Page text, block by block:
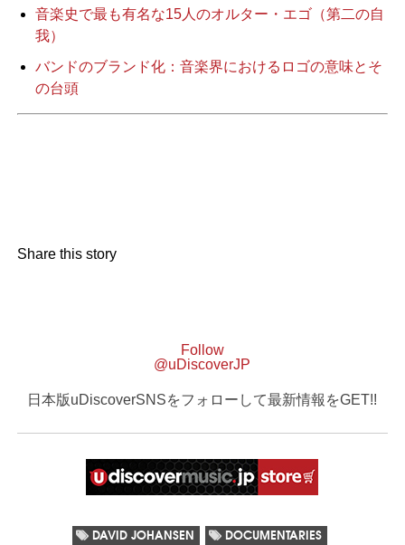
音楽史で最も有名な15人のオルター・エゴ（第二の自
我）
バンドのブランド化：音楽界におけるロゴの意味とそ
の台頭
Share this story
Follow
@uDiscoverJP
日本版uDiscoverSNSをフォローして最新情報をGET!!
DAVID JOHANSEN DOCUMENTARIES